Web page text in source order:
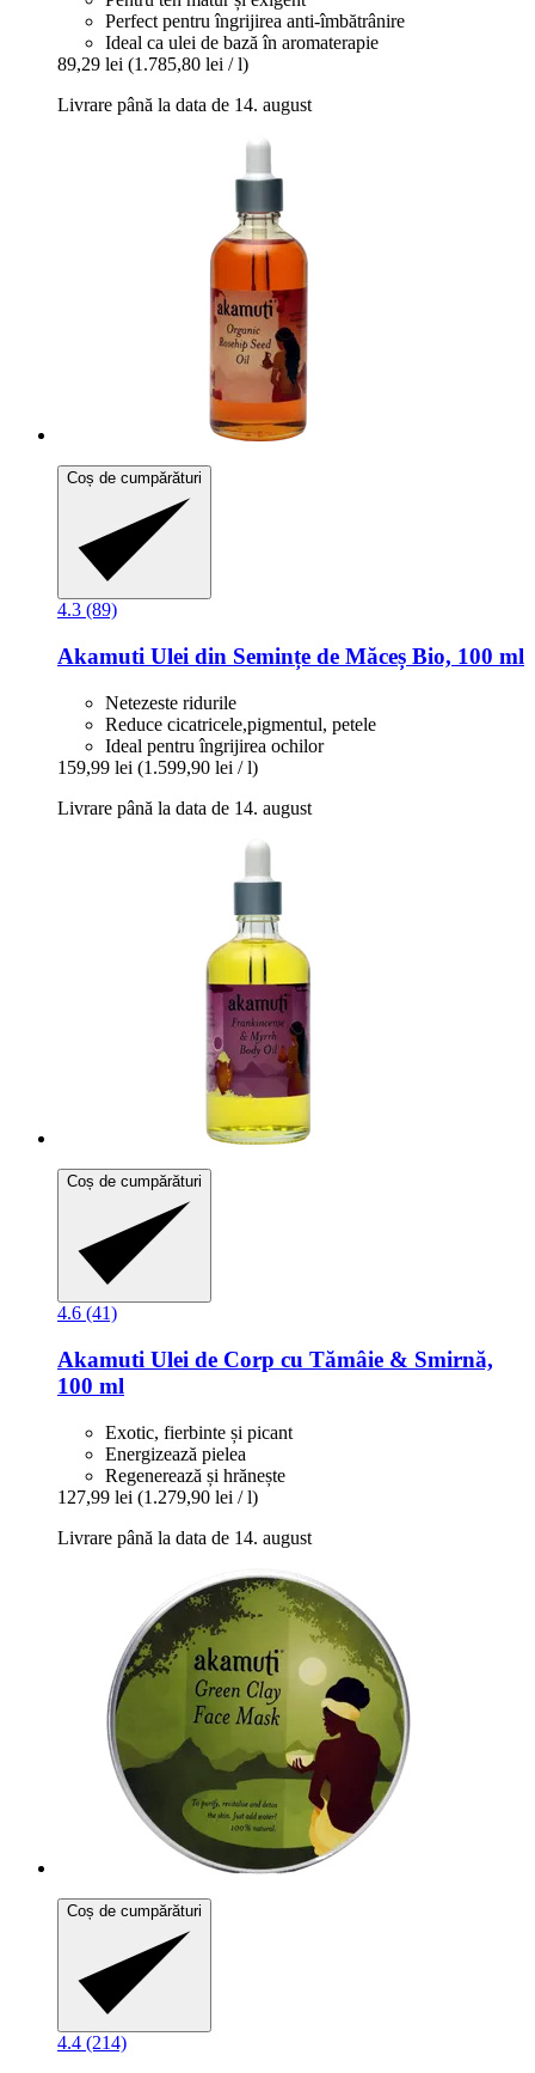
Perfect pentru îngrijirea anti-îmbătrânire
Ideal ca ulei de bază în aromaterapie
89,29 lei (1.785,80 lei / l)
Livrare până la data de 14. august
Coș de cumpărături
4.3 (89)
Akamuti Ulei din Semințe de Măceș Bio, 100 ml
Netezeste ridurile
Reduce cicatricele,pigmentul, petele
Ideal pentru îngrijirea ochilor
159,99 lei (1.599,90 lei / l)
Livrare până la data de 14. august
Coș de cumpărături
4.6 (41)
Akamuti Ulei de Corp cu Tămâie & Smirnă,
100 ml
Exotic, fierbinte și picant
Energizează pielea
Regenerează și hrănește
127,99 lei (1.279,90 lei / l)
Livrare până la data de 14. august
Coș de cumpărături
4.4 (214)